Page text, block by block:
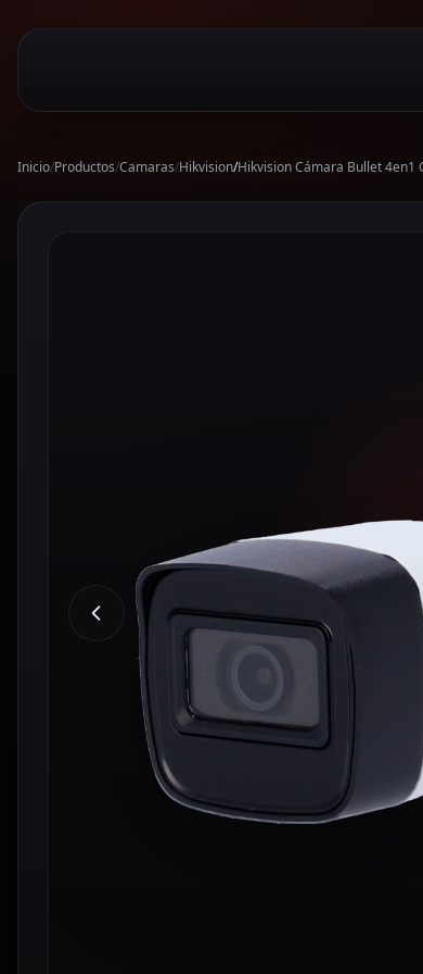
Inicio/Productos/Camaras/Hikvision/Hikvision Cámara Bullet 4en1